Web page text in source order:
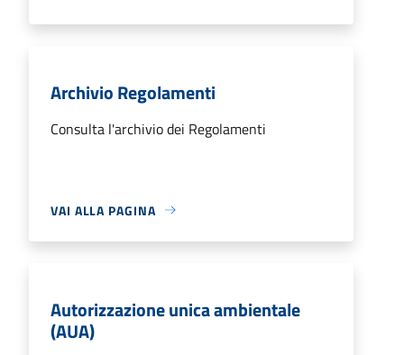
Archivio Regolamenti
Consulta l'archivio dei Regolamenti
VAI ALLA PAGINA
Autorizzazione unica ambientale
(AUA)